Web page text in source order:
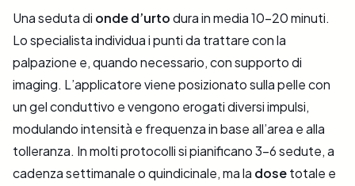
Una seduta di onde d’urtodura in media 10–20 minuti.
Lo specialista individua i punti da trattare con la
palpazione e, quando necessario, con supporto di
imaging. L’applicatore viene posizionato sulla pelle con
un gel conduttivo e vengono erogati diversi impulsi,
modulando intensità e frequenza in base all’area e alla
tolleranza. In molti protocolli si pianificano 3–6 sedute, a
cadenza settimanale o quindicinale, ma la dosetotale e